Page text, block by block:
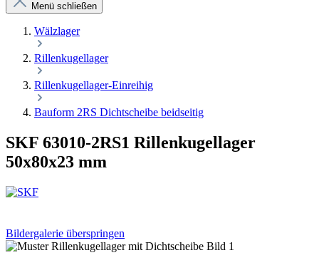
Menü schließen
Wälzlager
Rillenkugellager
Rillenkugellager-Einreihig
Bauform 2RS Dichtscheibe beidseitig
SKF 63010-2RS1 Rillenkugellager
50x80x23 mm
Bildergalerie überspringen